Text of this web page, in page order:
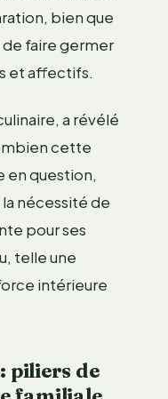
bien que
de faire germer
et affectifs.
a révélé
cette
en question,
nécessité de
pour ses
telle une
intérieure
piliers de